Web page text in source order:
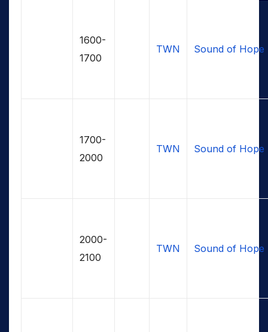
1600-
1700
TWN Sound of Hope
1700-
2000
TWN Sound of Hope
2000-
2100
TWN Sound of Hope